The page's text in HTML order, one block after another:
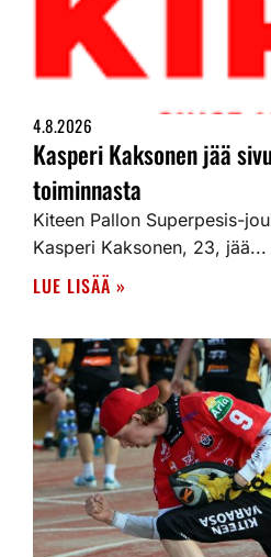
4.8.2026
Kasperi Kaksonen jää
toiminnasta
Kiteen Pallon Superpesis-
Kasperi Kaksonen, 23, jää...
LUE LISÄÄ »